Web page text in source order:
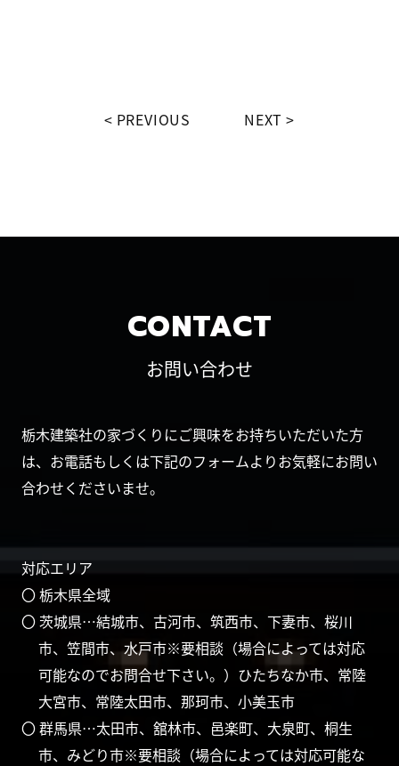
PREVIOUS NEXT
CONTACT
お問い合わせ
栃木建築社の家づくりにご興味をお持ちいただいた方
は、お電話もしくは下記のフォームよりお気軽にお問い
合わせくださいませ。
対応エリア
〇 栃木県全域
〇 茨城県…結城市、古河市、筑西市、下妻市、桜川
市、笠間市、水戸市※要相談（場合によっては対応
可能なのでお問合せ下さい。）ひたちなか市、常陸
大宮市、常陸太田市、那珂市、小美玉市
〇 群馬県…太田市、舘林市、邑楽町、大泉町、桐生
市、みどり市※要相談（場合によっては対応可能な